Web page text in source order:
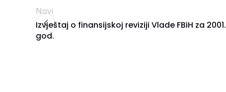
Novi
Izvještaj o finansijskoj reviziji Vlade FBiH za 2001.
god.